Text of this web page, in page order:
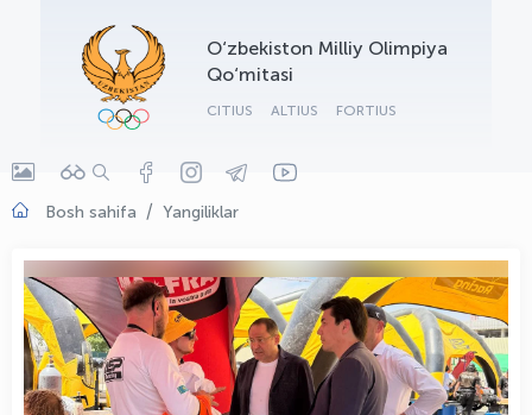
O‘zbekiston Milliy Olimpiya
Qo‘mitasi
CITIUS ALTIUS FORTIUS
Bosh sahifa Yangiliklar
OLYMPCHIK AI - yordamchi
Onlayn · olympic.uz